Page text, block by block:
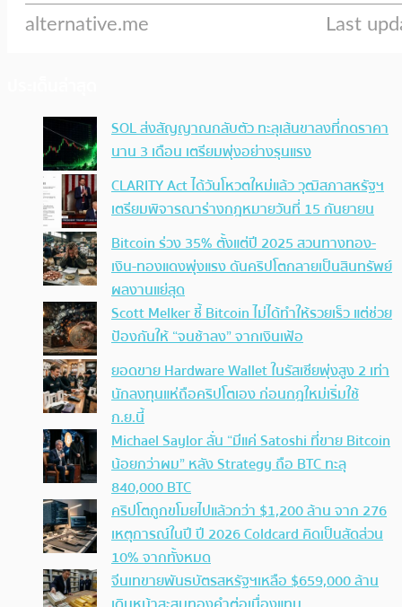
SOL ส่งสัญญาณกลับตัว ทะลุเส้นขาลงที่กดราคา
นาน 3 เดือน เตรียมพุ่งอย่างรุนแรง
CLARITY Act ได้วันโหวตใหม่แล้ว วุฒิสภาสหรัฐฯ
เตรียมพิจารณาร่างกฎหมายวันที่ 15 กันยายน
Bitcoin ร่วง 35% ตั้งแต่ปี 2025 สวนทางทอง-
เงิน-ทองแดงพุ่งแรง ดันคริปโตกลายเป็นสินทรัพย์
ผลงานแย่สุด
Scott Melker ชี้ Bitcoin ไม่ได้ทำให้รวยเร็ว แต่ช่วย
ป้องกันให้ “จนช้าลง” จากเงินเฟ้อ
ยอดขาย Hardware Wallet ในรัสเซียพุ่งสูง 2 เท่า
นักลงทุนแห่ถือคริปโตเอง ก่อนกฎใหม่เริ่มใช้
ก.ย.นี้
Michael Saylor ลั่น “มีแค่ Satoshi ที่ขาย Bitcoin
น้อยกว่าผม” หลัง Strategy ถือ BTC ทะลุ
840,000 BTC
คริปโตถูกขโมยไปแล้วกว่า $1,200 ล้าน จาก 276
เหตุการณ์ในปี ปี 2026 Coldcard คิดเป็นสัดส่วน
10% จากทั้งหมด
จีนเทขายพันธบัตรสหรัฐฯเหลือ $659,000 ล้าน